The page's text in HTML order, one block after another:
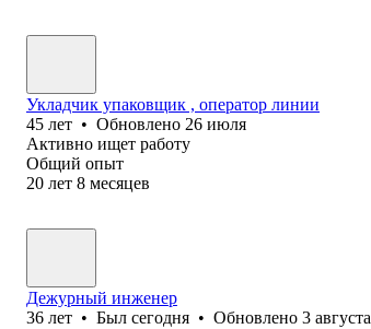
Укладчик упаковщик , оператор линии
45 лет • Обновлено 26 июля
Активно ищет работу
Общий опыт
20 лет 8 месяцев
Дежурный инженер
36 лет • Был сегодня • Обновлено 3 августа